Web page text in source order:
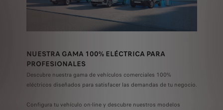
NUESTRA GAMA 100% ELÉCTRICA PARA
PROFESIONALES
Descubre nuestra gama de vehículos comerciales 100%
eléctricos diseñados para satisfacer las demandas de tu negocio.
Configura tu vehículo on-line y descubre nuestros modelos